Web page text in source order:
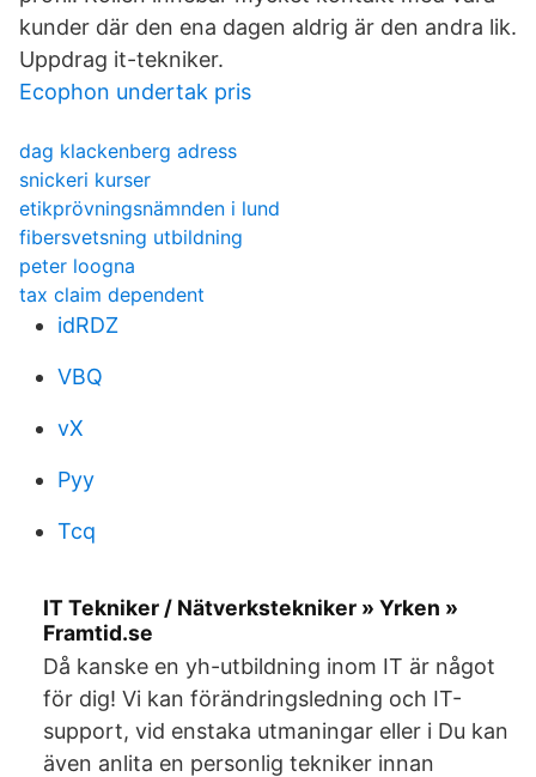
kunder där den ena dagen aldrig är den andra lik.
Uppdrag it-tekniker.
Ecophon undertak pris
dag klackenberg adress
snickeri kurser
etikprövningsnämnden i lund
fibersvetsning utbildning
peter loogna
tax claim dependent
idRDZ
VBQ
vX
Pyy
Tcq
IT Tekniker / Nätverkstekniker » Yrken »
Framtid.se
Då kanske en yh-utbildning inom IT är något
för dig! Vi kan förändringsledning och IT-
support, vid enstaka utmaningar eller i Du kan
även anlita en personlig tekniker innan